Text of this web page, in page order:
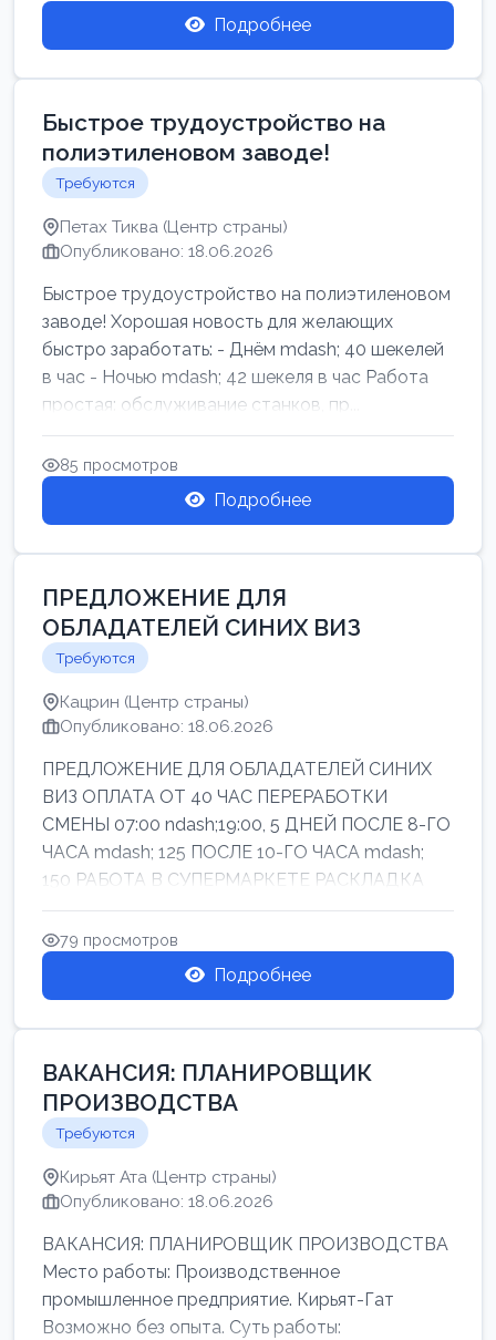
Подробнее
Быстрое трудоустройство на
полиэтиленовом заводе!
Требуются
Петах Тиква (Центр страны)
Опубликовано: 18.06.2026
Быстрое трудоустройство на полиэтиленовом
заводе! Хорошая новость для желающих
быстро заработать: - Днём mdash; 40 шекелей
в час - Ночью mdash; 42 шекеля в час Работа
простая: обслуживание станков, пр...
85 просмотров
Подробнее
ПРЕДЛОЖЕНИЕ ДЛЯ
ОБЛАДАТЕЛЕЙ СИНИХ ВИЗ
Требуются
Кацрин (Центр страны)
Опубликовано: 18.06.2026
ПРЕДЛОЖЕНИЕ ДЛЯ ОБЛАДАТЕЛЕЙ СИНИХ
ВИЗ ОПЛАТА ОТ 40 ЧАС ПЕРЕРАБОТКИ
СМЕНЫ 07:00 ndash;19:00, 5 ДНЕЙ ПОСЛЕ 8-ГО
ЧАСА mdash; 125 ПОСЛЕ 10-ГО ЧАСА mdash;
150 РАБОТА В СУПЕРМАРКЕТЕ РАСКЛАДКА
ТОВАРОВ НЕ ТЯЖ...
79 просмотров
Подробнее
ВАКАНСИЯ: ПЛАНИРОВЩИК
ПРОИЗВОДСТВА
Требуются
Кирьят Ата (Центр страны)
Опубликовано: 18.06.2026
ВАКАНСИЯ: ПЛАНИРОВЩИК ПРОИЗВОДСТВА
Место работы: Производственное
промышленное предприятие. Кирьят-Гат
Возможно без опыта. Суть работы: